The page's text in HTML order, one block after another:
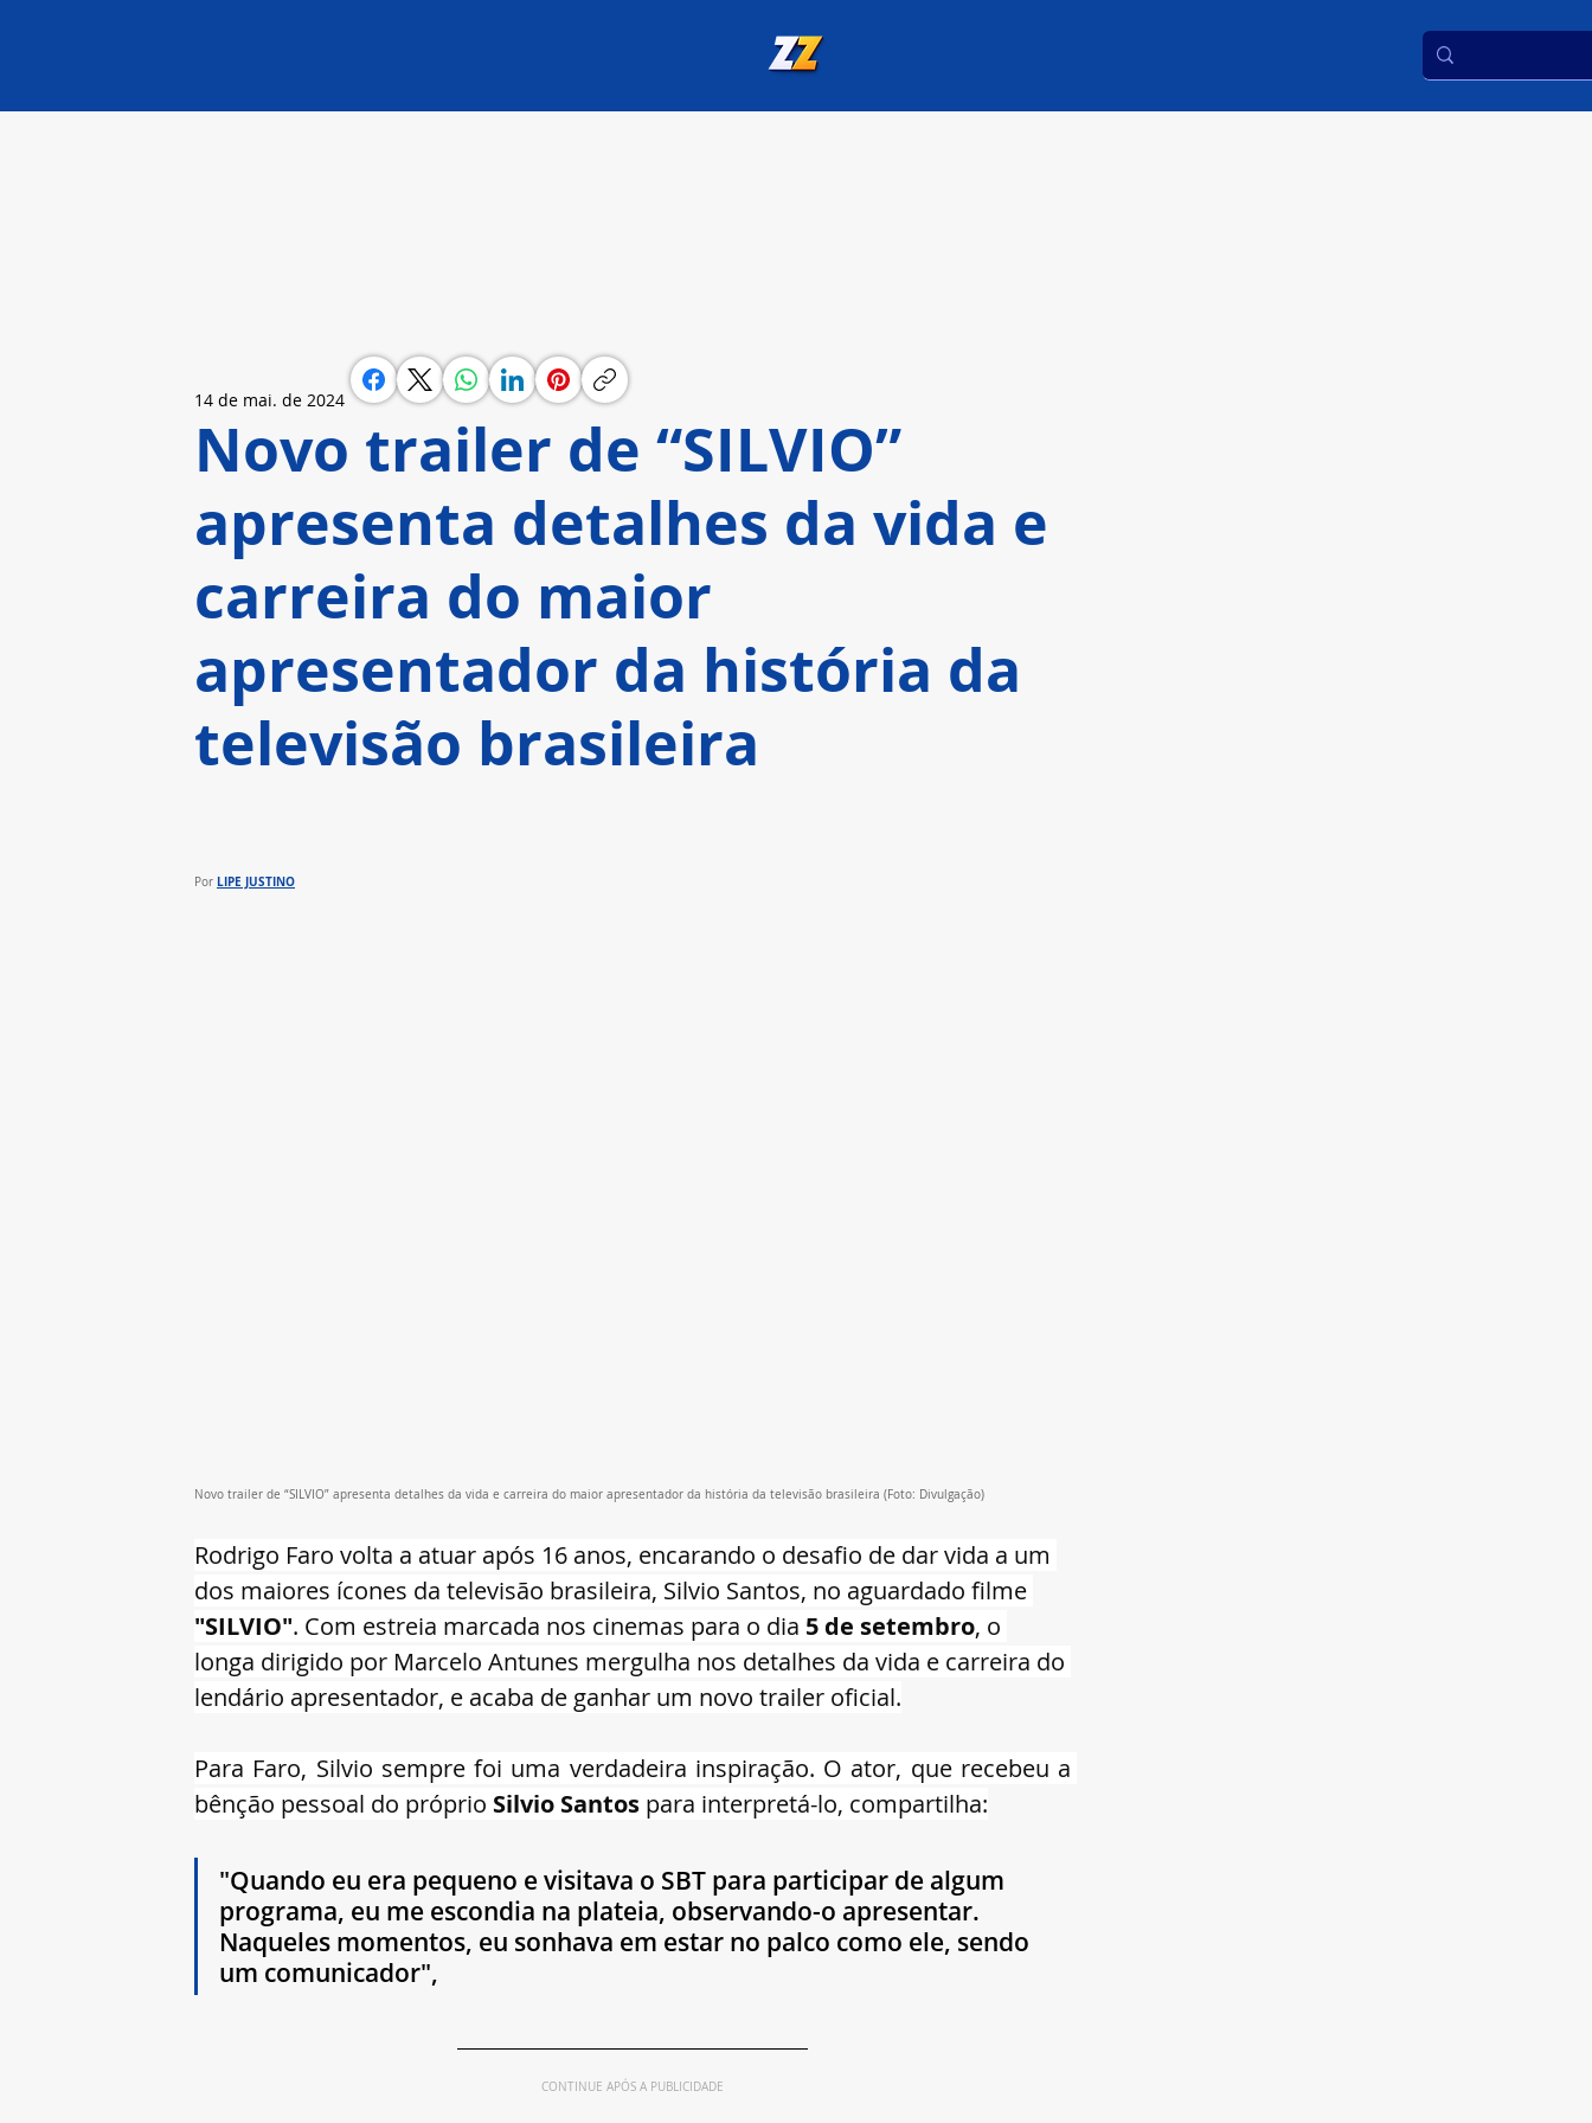
Novo trailer de “SILVIO”
apresenta detalhes da vida e
carreira do maior
apresentador da história da
televisão brasileira
14 de mai. de 2024
Por LIPE JUSTINO
Novo trailer de “SILVIO” apresenta detalhes da vida e carreira do maior apresentador da história da televisão brasileira (Foto: Divulgação)
Rodrigo Faro volta a atuar após 16 anos, encarando o desafio de dar vida a um
dos maiores ícones da televisão brasileira, Silvio Santos, no aguardado filme
"SILVIO". Com estreia marcada nos cinemas para o dia 5 de setembro, o
longa dirigido por Marcelo Antunes mergulha nos detalhes da vida e carreira do
lendário apresentador, e acaba de ganhar um novo trailer oficial.
Para Faro, Silvio sempre foi uma verdadeira inspiração. O ator, que recebeu a
bênção pessoal do próprio Silvio Santos para interpretá-lo, compartilha:
"Quando eu era pequeno e visitava o SBT para participar de algum
programa, eu me escondia na plateia, observando-o apresentar.
Naqueles momentos, eu sonhava em estar no palco como ele, sendo
um comunicador",
CONTINUE APÓS A PUBLICIDADE